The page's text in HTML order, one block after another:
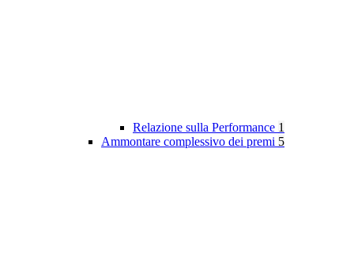
Relazione sulla Performance 1
Ammontare complessivo dei premi 5